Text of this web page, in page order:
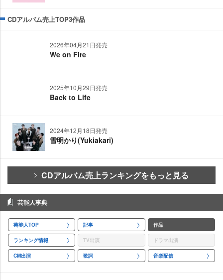
CDアルバム売上TOP3作品
2026年04月21日発売
We on Fire
2025年10月29日発売
Back to Life
2024年12月18日発売
雪明かり(Yukiakari)
CDアルバム売上ランキングをもっと見る
芸能人事典
芸能人TOP 記事 作品
ランキング情報 TV出演 ドラマ出演
CM出演 歌詞 音楽配信